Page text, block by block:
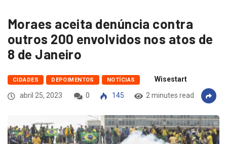
Moraes aceita denúncia contra
outros 200 envolvidos nos atos de
8 de Janeiro
CIDADES DEPOIMENTOS NOTÍCIAS
Wisestart
abril 25, 2023
0 145 2 minutes read